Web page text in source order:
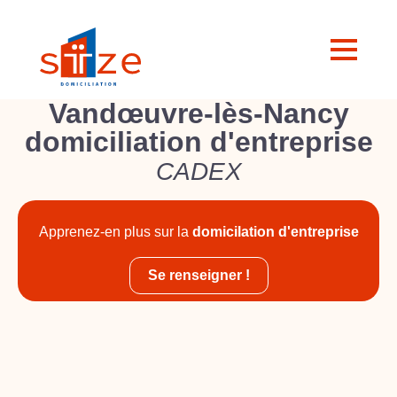
Vandœuvre-lès-Nancy
domiciliation d'entreprise
CADEX
Apprenez-en plus sur la domicilation d'entreprise
Se renseigner !